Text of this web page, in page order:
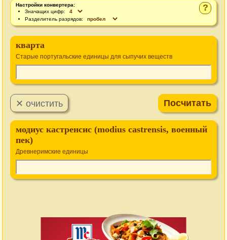
?
Настройки конвертера:
Значащих цифр:
Разделитель разрядов:
кварта
Старые португальские единицы для сыпучих веществ
модиус кастренсис (modius castrensis, военный
пек)
Древнеримские единицы